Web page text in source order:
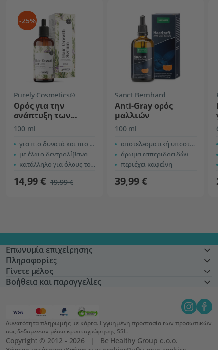
-25%
Purely Cosmetics®
Ορός για την
ανάπτυξη των
μαλλιών
100 ml
για πιο δυνατά και πιο πυκνά μαλλιά
με έλαιο δεντρολίβανου και καφεΐνη
κατάλληλο για όλους τους τύπους μαλλιών
14,99 € 19,99 €
Sanct Bernhard
Anti-Gray ορός
μαλλιών
100 ml
αποτελεσματική υποστήριξη των μαλλιών
άρωμα εσπεριδοειδών
περιέχει καφεΐνη
39,99 €
Επωνυμία επιχείρησης
Πληροφορίες
Γίνετε μέλος
Βοήθεια και παραγγελίες
Δυνατότητα πληρωμής με κάρτα. Εγγυημένη προστασία των προσωπικών
σας δεδομένων μέσω κρυπτογράφησης SSL.
Copyright © 2012 - 2026   |   Be Healthy Group d.o.o.